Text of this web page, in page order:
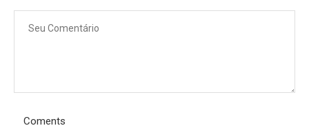
Coments